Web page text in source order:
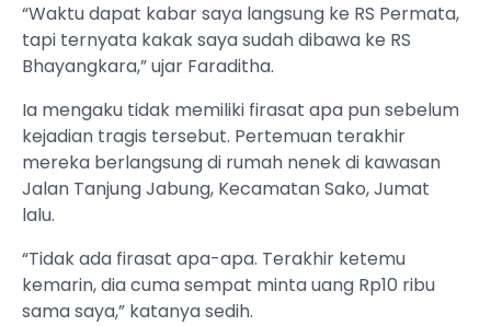
“Waktu dapat kabar saya langsung ke RS Permata,
tapi ternyata kakak saya sudah dibawa ke RS
Bhayangkara,” ujar Faraditha.
Ia mengaku tidak memiliki firasat apa pun sebelum
kejadian tragis tersebut. Pertemuan terakhir
mereka berlangsung di rumah nenek di kawasan
Jalan Tanjung Jabung, Kecamatan Sako, Jumat
lalu.
“Tidak ada firasat apa-apa. Terakhir ketemu
kemarin, dia cuma sempat minta uang Rp10 ribu
sama saya,” katanya sedih.